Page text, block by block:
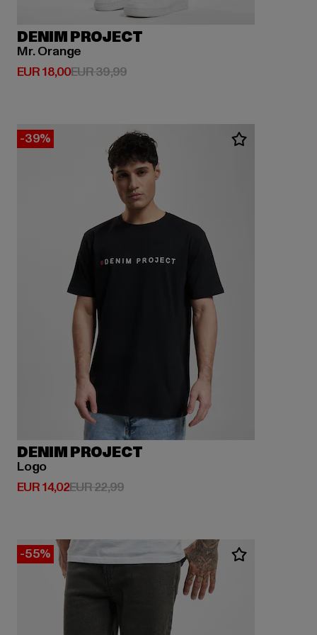
DENIM PROJECT
Mr. Orange
EUR 18,00
Derzeitiger Preis: EUR 18,00
EUR 39,99Aktionspreis: EUR 39,99
-39%
DENIM PROJECT
Logo
EUR 14,02
Derzeitiger Preis: EUR 14,02
EUR 22,99Aktionspreis: EUR 22,99
-55%